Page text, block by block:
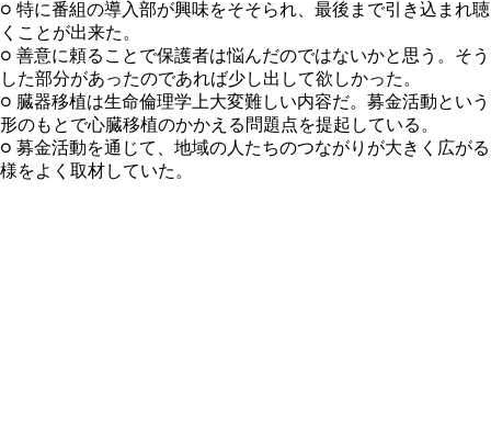
○ 特に番組の導入部が興味をそそられ、最後まで引き込まれ聴
くことが出来た。
○ 善意に頼ることで保護者は悩んだのではないかと思う。そう
した部分があったのであれば少し出して欲しかった。
○ 臓器移植は生命倫理学上大変難しい内容だ。募金活動という
形のもとで心臓移植のかかえる問題点を提起している。
○ 募金活動を通じて、地域の人たちのつながりが大きく広がる
様をよく取材していた。